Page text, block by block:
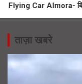
बिना डिग्री
ताज़ा खबरे